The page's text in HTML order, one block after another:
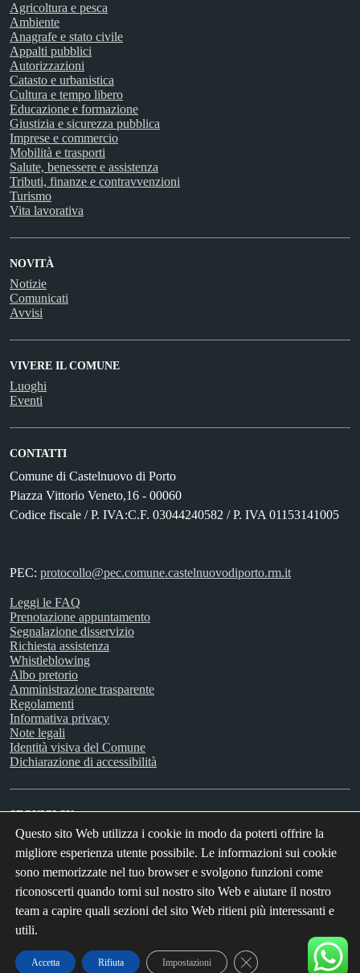
Agricoltura e pesca
Ambiente
Anagrafe e stato civile
Appalti pubblici
Autorizzazioni
Catasto e urbanistica
Cultura e tempo libero
Educazione e formazione
Giustizia e sicurezza pubblica
Imprese e commercio
Mobilità e trasporti
Salute, benessere e assistenza
Tributi, finanze e contravvenzioni
Turismo
Vita lavorativa
NOVITÀ
Notizie
Comunicati
Avvisi
VIVERE IL COMUNE
Luoghi
Eventi
CONTATTI
Comune di Castelnuovo di Porto
Piazza Vittorio Veneto,16 - 00060
Codice fiscale / P. IVA:C.F. 03044240582 / P. IVA 01153141005
PEC: protocollo@pec.comune.castelnuovodiporto.rm.it
Leggi le FAQ
Prenotazione appuntamento
Segnalazione disservizio
Richiesta assistenza
Whistleblowing
Albo pretorio
Amministrazione trasparente
Regolamenti
Informativa privacy
Note legali
Identità visiva del Comune
Dichiarazione di accessibilità
SEGUICI SU
FacebookInstagram
X Youtube
Questo sito Web utilizza i cookie in modo da poterti offrire la
migliore esperienza utente possibile. Le informazioni sui cookie
sono memorizzate nel tuo browser e svolgono funzioni come
riconoscerti quando torni sul nostro sito Web e aiutare il nostro
team a capire quali sezioni del sito Web ritieni più interessanti e
utili.
Accetta Rifiuta Impostazioni Close GDPR Cookie